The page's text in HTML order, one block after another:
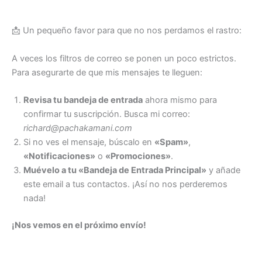
📩 Un pequeño favor para que no nos perdamos el rastro:
A veces los filtros de correo se ponen un poco estrictos.
Para asegurarte de que mis mensajes te lleguen:
Revisa tu bandeja de entrada ahora mismo para
confirmar tu suscripción. Busca mi correo:
richard@pachakamani.com
Si no ves el mensaje, búscalo en «Spam»,
«Notificaciones» o «Promociones».
Muévelo a tu «Bandeja de Entrada Principal» y añade
este email a tus contactos. ¡Así no nos perderemos
nada!
¡Nos vemos en el próximo envío!